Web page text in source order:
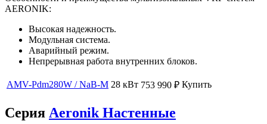
AERONIK:
Высокая надежность.
Модульная система.
Аварийный режим.
Непрерывная работа внутренних блоков.
AMV-Pdm280W / NaB-M 28 кВт 753 990 ₽ Купить
Серия Aeronik Настенные